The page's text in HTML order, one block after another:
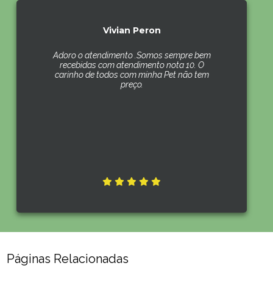
Vivian Peron
Adoro o atendimento .Somos sempre bem
recebidas com atendimento nota 10. O
carinho de todos com minha Pet não tem
preço.
Páginas Relacionadas